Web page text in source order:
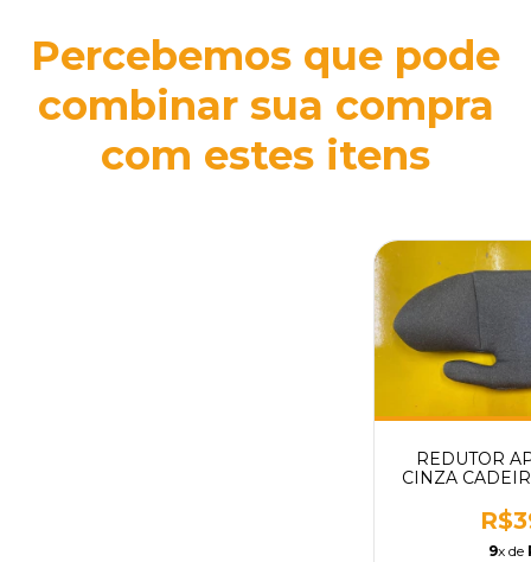
Percebemos que pode
combinar sua compra
com estes itens
REDUTOR
CINZA
VOYAGE
9x de